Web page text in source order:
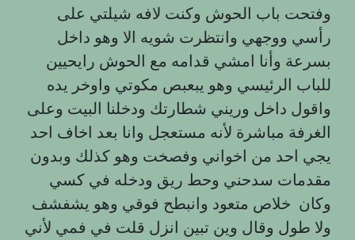
وفتحت باب الحوش وكنت لافه شيلتي على
رأسي ووجهي وانتظرت شويه الا وهو داخل
بسرعة وأنا امشي قدامه مع الحوش رايحيين
للباب الرئيسي وهو يبعبص مكوتي واوخر يده
واقول داخل وريني شطارتك ودخلنا البيت وعلى
الغرفة مباشرة لأنه مستعجل وانا بعد اخاف احد
يجي احد من اخواني وفصخت وهو كذلك وبدون
مقدمات سدحني وحط ريق ودخله في كسي
وكان خلاص متعود وانبطح فوقي وهو يشفشف
ولا طول وقال وين تبين انزل قلت في فمي لأني